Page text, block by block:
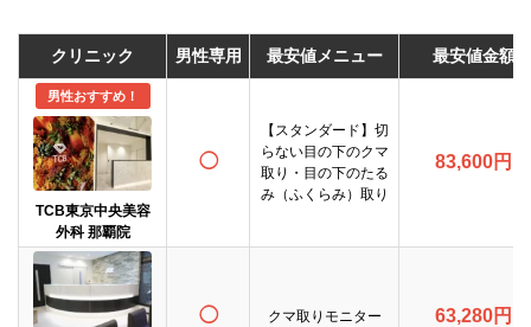
クリニック 男性専用 最安値メニュー 最安値金額
男性おすすめ！
TCB東京中央美容
外科 那覇院
◯
【スタンダード】切
らない目の下のクマ
取り・目の下のたる
み（ふくらみ）取り
83,600円
◯ クマ取りモニター 63,280円